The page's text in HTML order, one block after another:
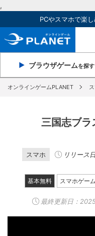
,
PCやスマホで楽
ブラウザゲームを探す
オンラインゲームPLANET
三国志ブラ
スマホ リリース
基本無料 スマホゲーム
最終更新日：